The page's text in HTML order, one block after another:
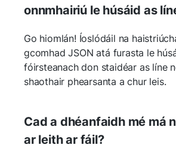
onnmhairiú le húsáid as
Go hiomlán! Íoslódáil na
gcomhad JSON atá furasta le
fóirsteanach don staidéar as líne
shaothair phearsanta a chur leis.
Cad a dhéanfaidh mé má
ar leith ar fáil?